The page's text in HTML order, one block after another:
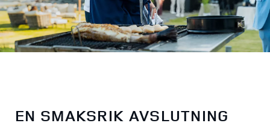
EN SMAKSRIK AVSLUTNING